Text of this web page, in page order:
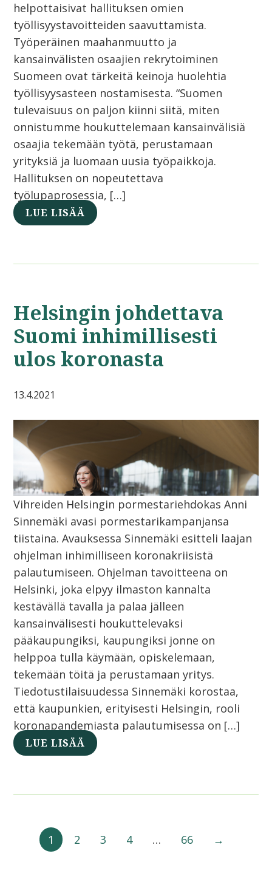
helpottaisivat hallituksen omien
työllisyystavoitteiden saavuttamista.
Työperäinen maahanmuutto ja
kansainvälisten osaajien rekrytoiminen
Suomeen ovat tärkeitä keinoja huolehtia
työllisyysasteen nostamisesta. “Suomen
tulevaisuus on paljon kiinni siitä, miten
onnistumme houkuttelemaan kansainvälisiä
osaajia tekemään työtä, perustamaan
yrityksiä ja luomaan uusia työpaikkoja.
Hallituksen on nopeutettava
työlupaprosessia, […]
LUE LISÄÄ
Helsingin johdettava
Suomi inhimillisesti
ulos koronasta
13.4.2021
Vihreiden Helsingin pormestariehdokas Anni
Sinnemäki avasi pormestarikampanjansa
tiistaina. Avauksessa Sinnemäki esitteli laajan
ohjelman inhimilliseen koronakriisistä
palautumiseen. Ohjelman tavoitteena on
Helsinki, joka elpyy ilmaston kannalta
kestävällä tavalla ja palaa jälleen
kansainvälisesti houkuttelevaksi
pääkaupungiksi, kaupungiksi jonne on
helppoa tulla käymään, opiskelemaan,
tekemään töitä ja perustamaan yritys.
Tiedotustilaisuudessa Sinnemäki korostaa,
että kaupunkien, erityisesti Helsingin, rooli
koronapandemiasta palautumisessa on […]
LUE LISÄÄ
1 2 3 4 … 66 →